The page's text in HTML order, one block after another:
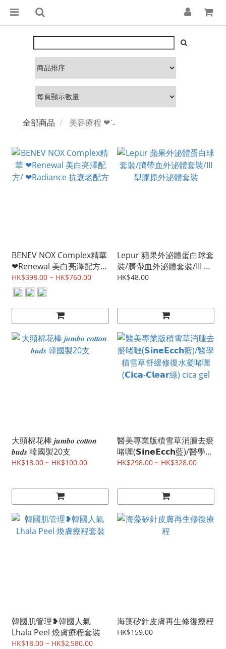
全部商品 美容療程 ❤︎‬ˊ‪‪˗
BENEV NOX Complex精華
❤︎Renewal 美白亮澤配方/
❤︎Radiance 抗衰老配方
HK$398.00 ~ HK$760.00
Lepur 蘋果外泌體蛋白球套
裝/臍帶血外泌體套裝/III 型
膠原外泌體套裝
HK$48.00
大頭棉花棒 𝒋𝒖𝒎𝒃𝒐 𝒄𝒐𝒕𝒕𝒐𝒏
𝒃𝒖𝒅𝒔 韓國製20支
HK$18.00 ~ HK$100.00
醫美專業版積雪草消腫去瘀
啫喱(𝗦𝗶𝗻𝗲𝗘𝗰𝗰𝗵藍)/醫學積
雪草舒緩修復水凝啫喱
HK$298.00 ~ HK$328.00
韓國肌管理❥韓國人氣
Lhala Peel 煥膚療程套裝
HK$18.00 ~ HK$2,580.00
海藻矽針皮膚再生修復療程
HK$159.00